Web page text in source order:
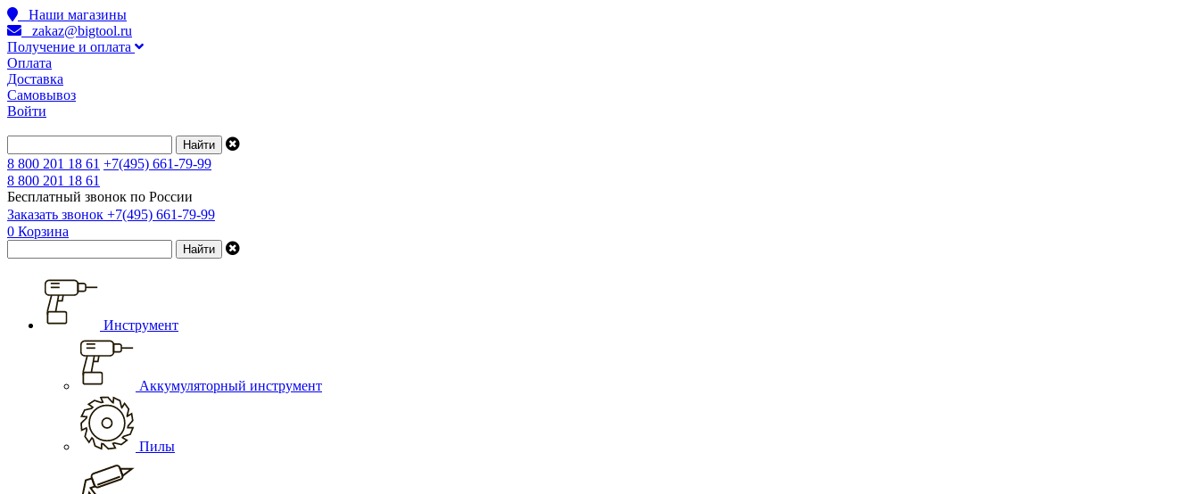
Наши магазины
zakaz@bigtool.ru
Получение и оплата
Оплата
Доставка
Самовывоз
Войти
8 800 201 18 61 +7(495) 661-79-99
8 800 201 18 61
Бесплатный звонок по России
Заказать звонок +7(495) 661-79-99
0 Корзина
Инструмент
Аккумуляторный инструмент
Пилы